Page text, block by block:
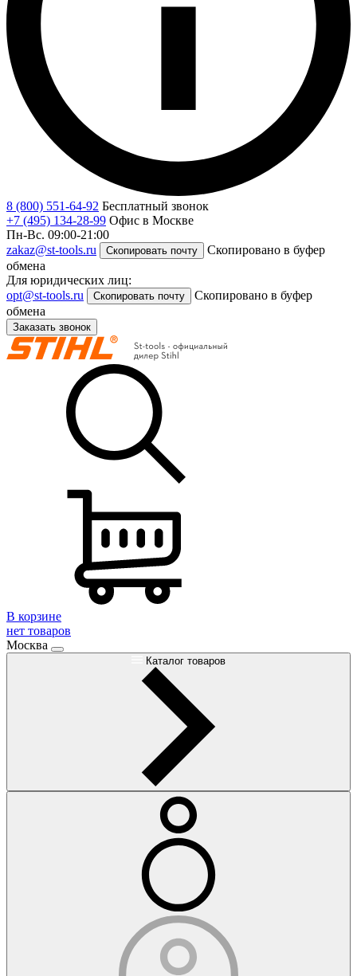
8 (800) 551-64-92 Бесплатный звонок
+7 (495) 134-28-99 Офис в Москве
Пн-Вс. 09:00-21:00
zakaz@st-tools.ru
Скопировать почту
Скопировано в буфер
обмена
Для юридических лиц:
opt@st-tools.ru
Скопировать почту
Скопировано в буфер
обмена
Заказать звонок
В корзине
нет товаров
Москва
Каталог товаров